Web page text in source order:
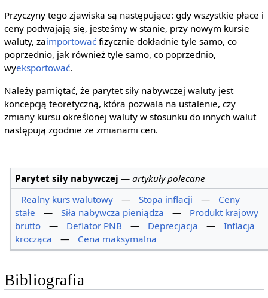
Przyczyny tego zjawiska są następujące: gdy wszystkie płace i
ceny podwajają się, jesteśmy w stanie, przy nowym kursie
waluty, zaimportowaćfizycznie dokładnie tyle samo, co
poprzednio, jak również tyle samo, co poprzednio,
wyeksportować.
Należy pamiętać, że parytet siły nabywczej waluty jest
koncepcją teoretyczną, która pozwala na ustalenie, czy
zmiany kursu określonej waluty w stosunku do innych walut
następują zgodnie ze zmianami cen.
Parytet siły nabywczej —artykuły polecane
Realny kurs walutowy
— Stopa inflacji —
Ceny
stałe
— Siła nabywcza pieniądza —
Produkt krajowy
brutto
— Deflator PNB — Deprecjacja —
Inflacja
krocząca
— Cena maksymalna
Bibliografia